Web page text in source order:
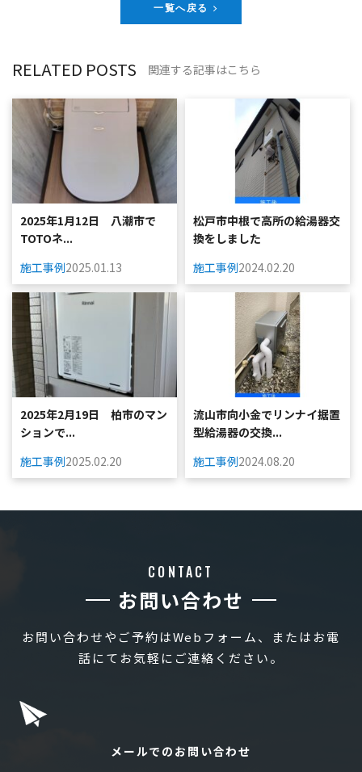
一覧へ戻る
RELATED POSTS 関連する記事はこちら
2025年1月12日 八潮市で
TOTOネ...
施工事例2025.01.13
松戸市中根で高所の給湯器交
換をしました
施工事例2024.02.20
2025年2月19日 柏市のマン
ションで...
施工事例2025.02.20
流山市向小金でリンナイ据置
型給湯器の交換...
施工事例2024.08.20
CONTACT
お問い合わせ
お問い合わせやご予約はWebフォーム、またはお電
話にてお気軽にご連絡ください。
メールでのお問い合わせ